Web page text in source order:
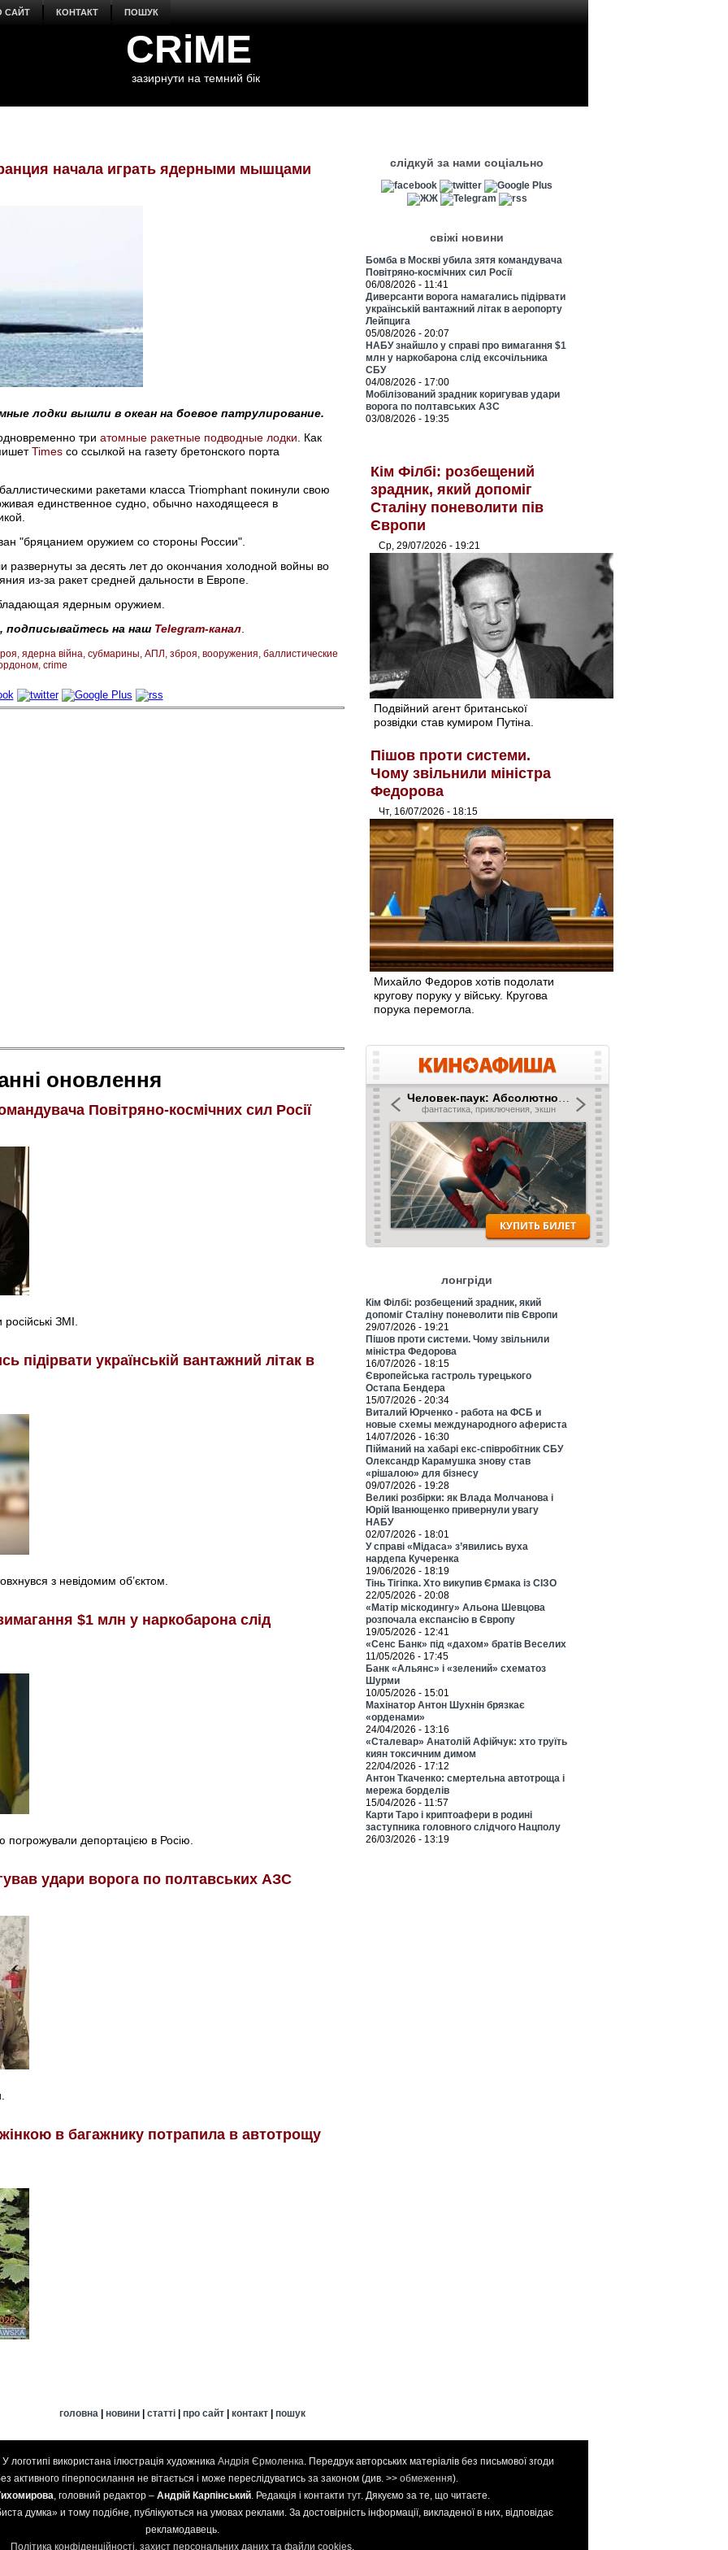
САЙТ КОНТАКТ ПОШУК
CRiME
зазирнути на темний бік
начала играть ядерными мышцами
лодки вышли в океан на боевое патрулирование.
три атомные ракетные подводные лодки . Как
Times со ссылкой на газету бретонского порта
ракетами класса Triomphant покинули свою
единственное судно, обычно находящееся в
"бряцанием оружием со стороны России".
развернуты за десять лет до окончания холодной войны во
из-за ракет средней дальности в Европе.
ядерным оружием.
подписывайтесь на наш Telegram-канал
ядерна війна субмарины АПЛ зброя вооружения баллистические
crime
оновлення
Повітряно-космічних сил Росії
ЗМІ.
підірвати українській вантажний літак в
з невідомим об’єктом.
$1 млн у наркобарона слід
погрожували депортацією в Росію.
удари ворога по полтавських АЗС
жінкою в багажнику потрапила в автотрощу
слідкуй за нами соціально
свіжі новини
Бомба в Москві убила зятя командувача
Повітряно-космічних сил Росії
06/08/2026 - 11:41
Диверсанти ворога намагались підірвати
українській вантажний літак в аеропорту
Лейпцига
05/08/2026 - 20:07
НАБУ знайшло у справі про вимагання $1
млн у наркобарона слід ексочільника
СБУ
04/08/2026 - 17:00
Мобілізований зрадник коригував удари
ворога по полтавських АЗС
03/08/2026 - 19:35
Кім Філбі: розбещений
зрадник, який допоміг
Сталіну поневолити пів
Європи
Ср, 29/07/2026 - 19:21
Подвійний агент британської
розвідки став кумиром Путіна.
Пішов проти системи.
Чому звільнили міністра
Федорова
Чт, 16/07/2026 - 18:15
Михайло Федоров хотів подолати
кругову поруку у війську. Кругова
порука перемогла.
лонгріди
Кім Філбі: розбещений зрадник, який
допоміг Сталіну поневолити пів Європи
29/07/2026 - 19:21
Пішов проти системи. Чому звільнили
міністра Федорова
16/07/2026 - 18:15
Європейська гастроль турецького
Остапа Бендера
15/07/2026 - 20:34
Виталий Юрченко - работа на ФСБ и
новые схемы международного афериста
14/07/2026 - 16:30
Пійманий на хабарі екс-співробітник СБУ
Олександр Карамушка знову став
«рішалою» для бізнесу
09/07/2026 - 19:28
Великі розбірки: як Влада Молчанова і
Юрій Іванющенко привернули увагу
НАБУ
02/07/2026 - 18:01
У справі «Мідаса» з’явились вуха
нардепа Кучеренка
19/06/2026 - 18:19
Тінь Тігіпка. Хто викупив Єрмака із СІЗО
22/05/2026 - 20:08
«Матір міскодингу» Альона Шевцова
розпочала експансію в Європу
19/05/2026 - 12:41
«Сенс Банк» під «дахом» братів Веселих
11/05/2026 - 17:45
Банк «Альянс» і «зелений» схематоз
Шурми
10/05/2026 - 15:01
Махінатор Антон Шухнін брязкає
«орденами»
24/04/2026 - 13:16
«Сталевар» Анатолій Афійчук: хто труїть
киян токсичним димом
22/04/2026 - 17:12
Антон Ткаченко: смертельна автотроща і
мережа борделів
15/04/2026 - 11:57
Карти Таро і криптоафери в родині
заступника головного слідчого Нацполу
26/03/2026 - 13:19
головна| новини| статті| про сайт| контакт| пошук
У логотипі використана ілюстрація художника Андрія Єрмоленка. Передрук авторських матеріалів без письмової згоди
активного гіперпосилання не вітається і може переслідуватись за законом (див. >> обмеження).
, головний редактор – Андрій Карпінський. Редакція і контакти тут. Дякуємо за те, що читаєте.
думка» и тому подібне, публікуються на умовах реклами. За достовірність інформації, викладеної в них, відповідає
рекламодавець.
Політика конфіденційності, захист персональних даних та файли cookies.